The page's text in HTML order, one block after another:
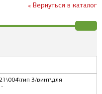
« Вернуться в каталог
3/винт\для